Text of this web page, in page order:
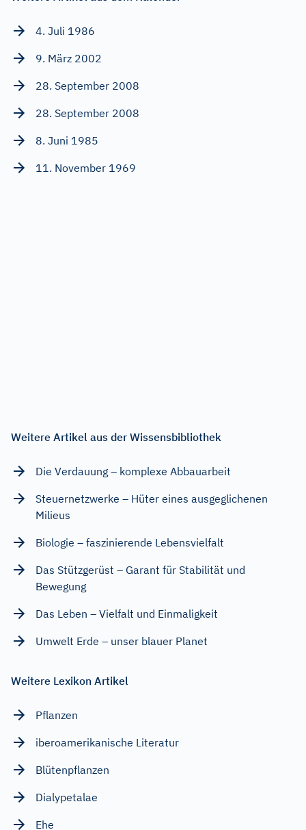
4. Juli 1986
9. März 2002
28. September 2008
28. September 2008
8. Juni 1985
11. November 1969
Weitere Artikel aus der Wissensbibliothek
Die Verdauung – komplexe Abbauarbeit
Steuernetzwerke – Hüter eines ausgeglichenen
Milieus
Biologie – faszinierende Lebensvielfalt
Das Stützgerüst – Garant für Stabilität und
Bewegung
Das Leben – Vielfalt und Einmaligkeit
Umwelt Erde – unser blauer Planet
Weitere Lexikon Artikel
Pflanzen
iberoamerikanische Literatur
Blütenpflanzen
Dialypetalae
Ehe